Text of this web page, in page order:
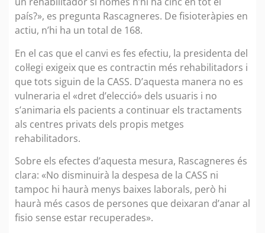
país?», es pregunta Rascagneres. De fisioteràpies en
actiu, n’hi ha un total de 168.
En el cas que el canvi es fes efectiu, la presidenta del
col·legi exigeix que es contractin més rehabilitadors i
que tots siguin de la CASS. D’aquesta manera no es
vulneraria el «dret d’elecció» dels usuaris i no
s’animaria els pacients a continuar els tractaments
als centres privats dels propis metges
rehabilitadors.
Sobre els efectes d’aquesta mesura, Rascagneres és
clara: «No disminuirà la despesa de la CASS ni
tampoc hi haurà menys baixes laborals, però hi
haurà més casos de persones que deixaran d’anar al
fisio sense estar recuperades».